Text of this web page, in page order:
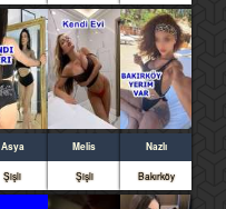
Asya
Şişli
Melis
Şişli
Nazlı
Bakırköy